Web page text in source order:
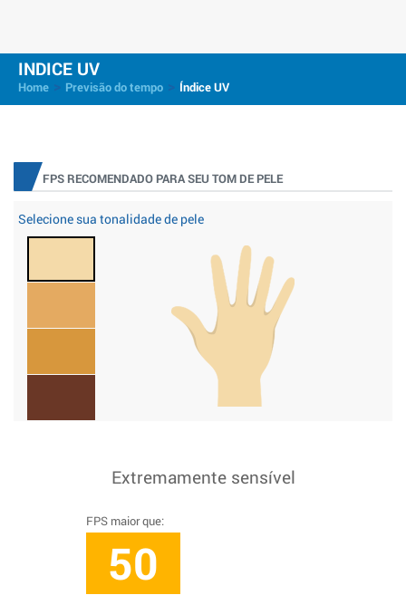
INDICE UV
Home Previsão do tempo Índice UV
FPS RECOMENDADO PARA SEU TOM DE PELE
Selecione sua tonalidade de pele
Extremamente sensível
FPS maior que:
50